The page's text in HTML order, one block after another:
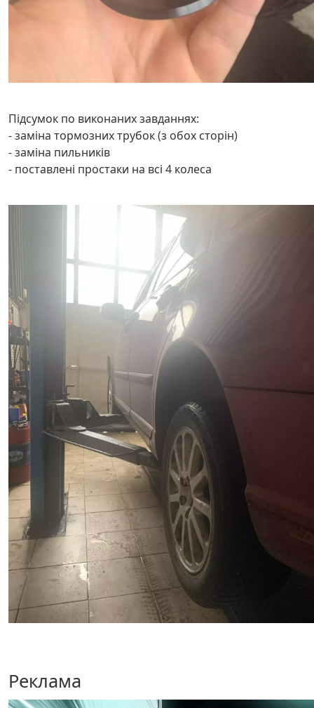
Підсумок по виконаних завданнях:
- заміна тормозних трубок (з обох сторін)
- заміна пильників
- поставлені простаки на всі 4 колеса
Реклама